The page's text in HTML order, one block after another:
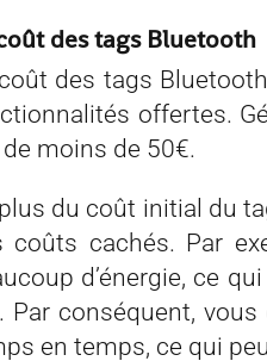
des tags Bluetooth
des tags
offertes.
moins de 50€.
du coût initial du
coûts cachés. Par
d’énergie, ce
Par conséquent,
en temps, ce qui